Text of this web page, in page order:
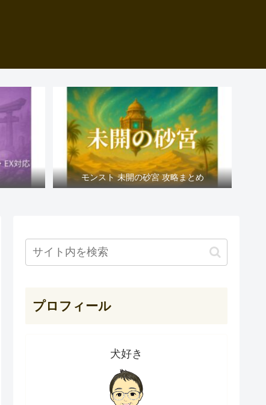
モンスト 未開の砂宮 攻略まとめ
プロフィール
犬好き